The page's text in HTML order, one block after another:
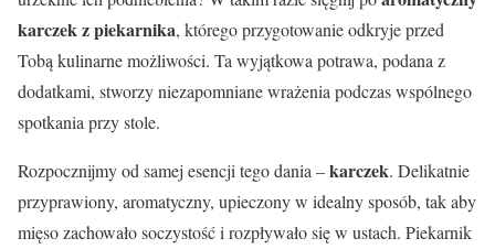
karczek z piekarnika, którego przygotowanie odkryje przed
Tobą kulinarne możliwości. Ta wyjątkowa potrawa, podana z
dodatkami, stworzy niezapomniane wrażenia podczas wspólnego
spotkania przy stole.
Rozpocznijmy od samej esencji tego dania –karczek. Delikatnie
przyprawiony, aromatyczny, upieczony w idealny sposób, tak aby
mięso zachowało soczystość i rozpływało się w ustach. Piekarnik